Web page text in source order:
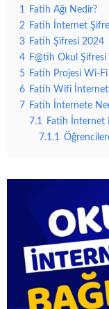
1
Fatih Ağı Nedir?
2 Fatih İnternet
3 Fatih Şifresi 2024
4 F@tih Okul
5 Fatih Projesi Wi-
6 Fatih Wifi
7 Fatih İnternete
7.1
Fatih İnternet
7.1.1